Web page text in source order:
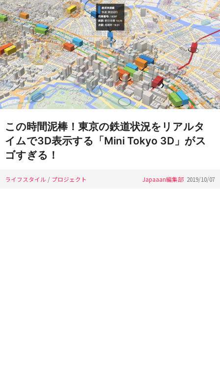
この時間泥棒！東京の鉄道状況をリアルタ
イムで3D表示する「Mini Tokyo 3D」がス
ゴすぎる！
ライフスタイル / プロジェクト Japaaan編集部 2019/10/07